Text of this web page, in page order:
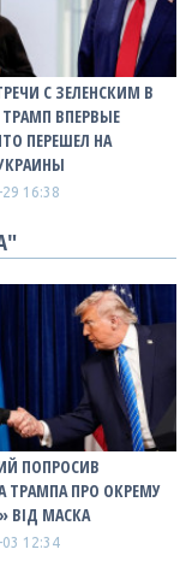
С ЗЕЛЕНСКИМ В
ТРАМП ВПЕРВЫЕ
ПЕРЕШЕЛ НА
16:38
ПОПРОСИВ
ТРАМПА ПРО ОКРЕМУ
ВІД МАСКА
12:34